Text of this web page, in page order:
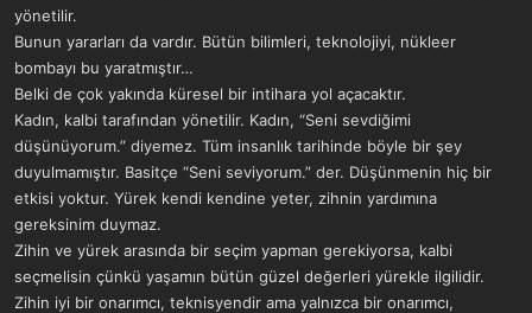
yönetilir.
Bunun yararları da vardır. Bütün bilimleri, teknolojiyi, nükleer
bombayı bu yaratmıştır…
Belki de çok yakında küresel bir intihara yol açacaktır.
Kadın, kalbi tarafından yönetilir. Kadın, “Seni sevdiğimi
düşünüyorum.” diyemez. Tüm insanlık tarihinde böyle bir şey
duyulmamıştır. Basitçe “Seni seviyorum.” der. Düşünmenin hiç bir
etkisi yoktur. Yürek kendi kendine yeter, zihnin yardımına
gereksinim duymaz.
Zihin ve yürek arasında bir seçim yapman gerekiyorsa, kalbi
seçmelisin çünkü yaşamın bütün güzel değerleri yürekle ilgilidir.
Zihin iyi bir onarımcı, teknisyendir ama yalnızca bir onarımcı,